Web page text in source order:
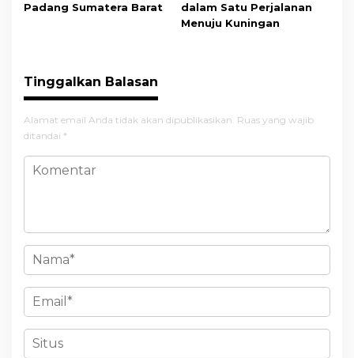
Padang Sumatera Barat
dalam Satu Perjalanan
Menuju Kuningan
Tinggalkan Balasan
Alamat email Anda tidak akan dipublikasikan. Ruas yang wajib
ditandai *